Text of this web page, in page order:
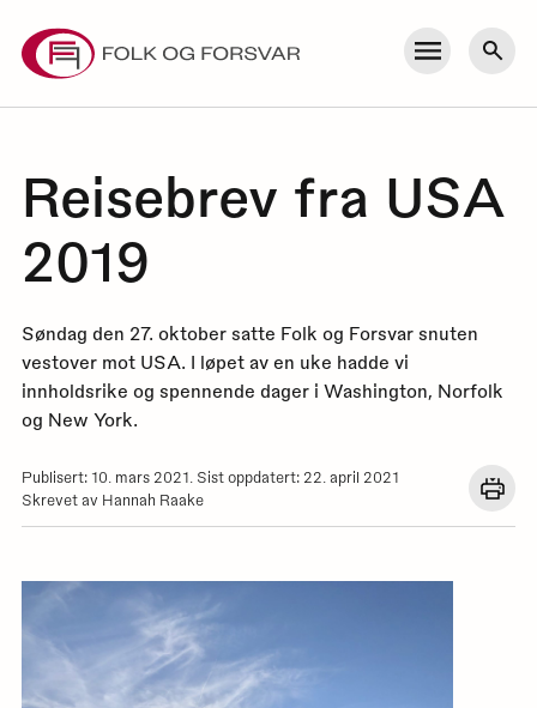
content
Meny Søk
Reisebrev fra USA
2019
Søndag den 27. oktober satte Folk og Forsvar snuten
vestover mot USA. I løpet av en uke hadde vi
innholdsrike og spennende dager i Washington, Norfolk
og New York.
Publisert: 10. mars 2021. Sist oppdatert: 22. april 2021
Skrevet av Hannah Raake
Åpne
en